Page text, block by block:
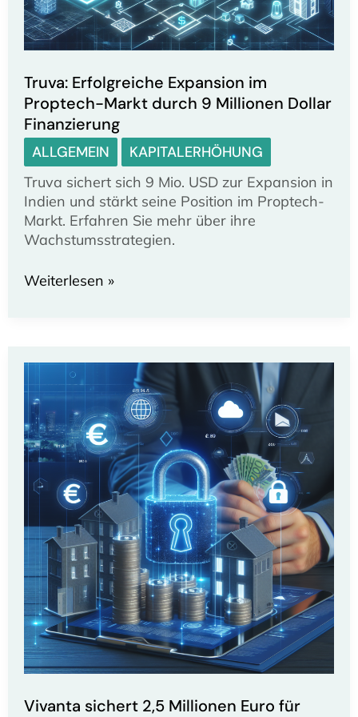
Truva: Erfolgreiche Expansion im
Proptech-Markt durch 9 Millionen Dollar
Finanzierung
ALLGEMEIN KAPITALERHÖHUNG
Truva sichert sich 9 Mio. USD zur Expansion in
Indien und stärkt seine Position im Proptech-
Markt. Erfahren Sie mehr über ihre
Wachstumsstrategien.
Truva:
durch
Millionen
Dollar
Finanzierung
Weiterlesen »
Vivanta sichert 2,5 Millionen Euro für